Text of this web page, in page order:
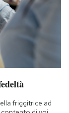
friggitrice ad